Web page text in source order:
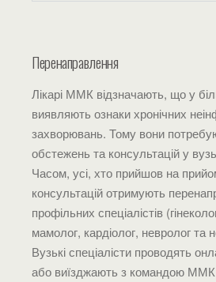
Перенаправлення
Лікарі ММК відзначають, що у
виявляють ознаки хронічних
захворювань. Тому вони
обстежень та консультацій у
Часом, усі, хто прийшов на
консультацій отримують
профільних спеціалістів
мамолог, кардіолог, невролог та
Вузькі спеціалісти проводять
або виїзджають з командою ММК